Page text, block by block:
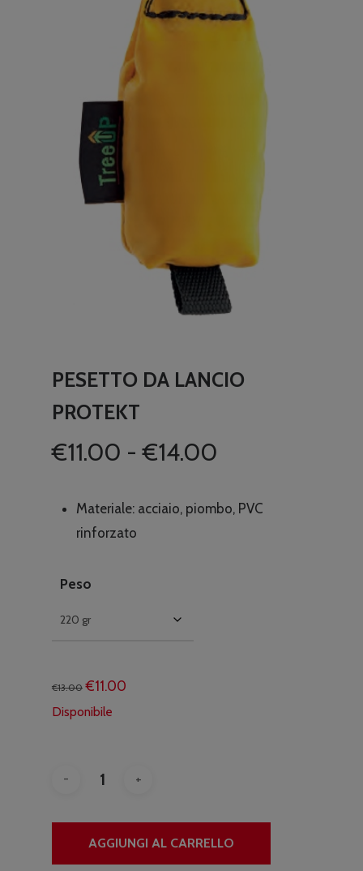
PESETTO DA LANCIO
PROTEKT
€11.00 - €14.00
prezzo:
da
Materiale: acciaio, piombo, PVC
rinforzato
Peso
€13.00 Il
prezzo
€13.00.
€11.00
€11.00.
Disponibile
AGGIUNGI AL CARRELLO